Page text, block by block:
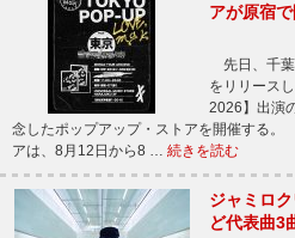
アが原宿
先日、千葉
をリリース
2026】出演
念したポップアップ・ストアを開催する
アは、8月12日から8 … 続きを読む
ジャミロ
ど代表曲3